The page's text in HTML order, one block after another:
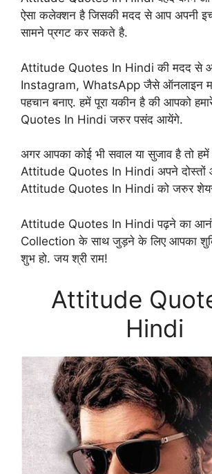
ऐसा कलेक्शन है जिसकी मदद से आप अपनी
सामने प्रगट कर सकते है.
Attitude Quotes In Hindi की मदद से
Instagram, WhatsApp जैसे ऑनलाइन
पहचान बनाए. हमें पूरा यकीन है की आपको
Quotes In Hindi जरुर पसंद आयेंगे.
अगर आपका कोई भी सवाल या सुजाव है तो
Attitude Quotes In Hindi अपने दोस्तों
Attitude Quotes In Hindi को जरुर
Attitude Quotes In Hindi पढ़ने का
Collection के साथ जुड़ने के लिए आपका
शुभ हो. जय श्री राम!
Attitude
Hindi